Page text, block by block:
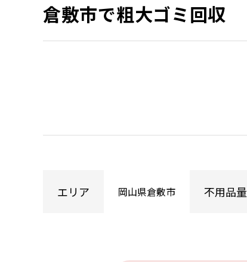
倉敷市で粗大ゴミ回収
エリア 岡山県倉敷市 不用品量